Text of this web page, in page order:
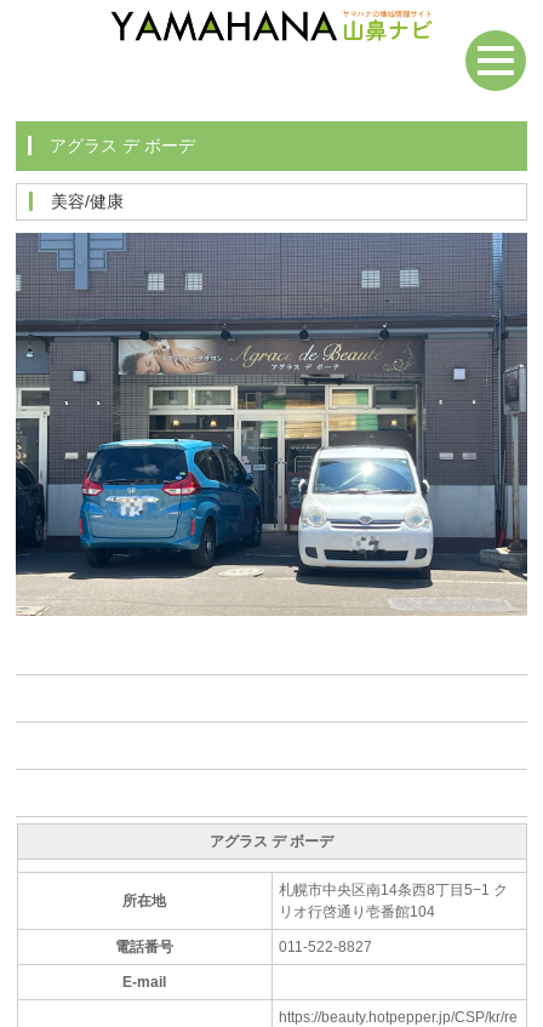
アグラス デ ボーデ
美容/健康
アグラス デ ボーデ
所在地
札幌市中央区南14条西8丁目5−1 ク
リオ行啓通り壱番館104
電話番号 011-522-8827
E-mail
https://beauty.hotpepper.jp/CSP/kr/re